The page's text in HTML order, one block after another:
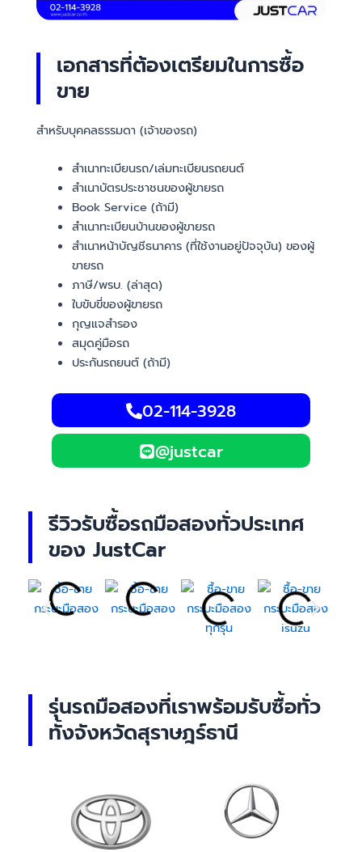
เอกสารที่ต้องเตรียมในการซื้อ
ขาย
สำหรับบุคคลธรรมดา (เจ้าของรถ)
สำเนาทะเบียนรถ/เล่มทะเบียนรถยนต์
สำเนาบัตรประชาชนของผู้ขายรถ
Book Service (ถ้ามี)
สำเนาทะเบียนบ้านของผู้ขายรถ
สำเนาหน้าบัญชีธนาคาร (ที่ใช้งานอยู่ปัจจุบัน) ของผู้
ขายรถ
ภาษี/พรบ. (ล่าสุด)
ใบขับขี่ของผู้ขายรถ
กุญแจสำรอง
สมุดคู่มือรถ
ประกันรถยนต์ (ถ้ามี)
02-114-3928
@justcar
รีวิวรับซื้อรถมือสองทั่วประเทศ
ของ JustCar
รุ่นรถมือสองที่เราพร้อมรับซื้อทั่ว
ทั้งจังหวัดสุราษฎร์ธานี